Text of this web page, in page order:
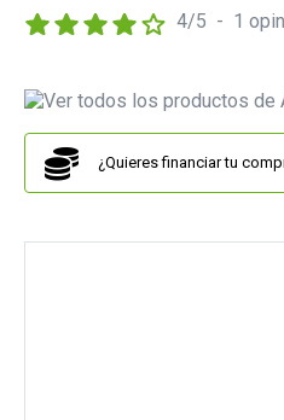
4/5 - 1
¿Quieres financiar tu